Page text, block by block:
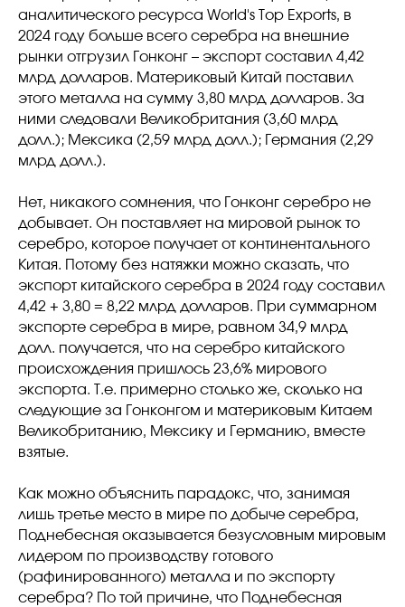
аналитического ресурса World's Top Exports, в
2024 году больше всего серебра на внешние
рынки отгрузил Гонконг – экспорт составил 4,42
млрд долларов. Материковый Китай поставил
этого металла на сумму 3,80 млрд долларов. За
ними следовали Великобритания (3,60 млрд
долл.); Мексика (2,59 млрд долл.); Германия (2,29
млрд долл.).
Нет, никакого сомнения, что Гонконг серебро не
добывает. Он поставляет на мировой рынок то
серебро, которое получает от континентального
Китая. Потому без натяжки можно сказать, что
экспорт китайского серебра в 2024 году составил
4,42 + 3,80 = 8,22 млрд долларов. При суммарном
экспорте серебра в мире, равном 34,9 млрд
долл. получается, что на серебро китайского
происхождения пришлось 23,6% мирового
экспорта. Т.е. примерно столько же, сколько на
следующие за Гонконгом и материковым Китаем
Великобританию, Мексику и Германию, вместе
взятые.
Как можно объяснить парадокс, что, занимая
лишь третье место в мире по добыче серебра,
Поднебесная оказывается безусловным мировым
лидером по производству готового
(рафинированного) металла и по экспорту
серебра? По той причине, что Поднебесная